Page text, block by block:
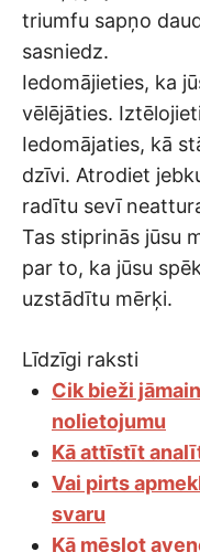
triumfu sapņo
sasniedz.
Iedomājieties, ka
vēlējāties.
Iedomājaties, kā
dzīvi. Atrodiet
radītu sevī
Tas stiprinās jūsu
par to, ka jūsu
uzstādītu mērķi.
Līdzīgi raksti
Cik bieži
nolietojumu
Kā attīstīt
Vai pirts
svaru
Kā mēslot